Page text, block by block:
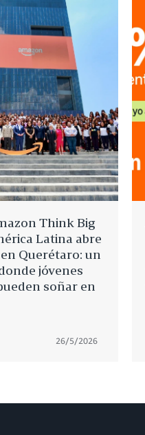
Think Big
Latina abre
Querétaro: un
jóvenes
soñar en
26/5/2026